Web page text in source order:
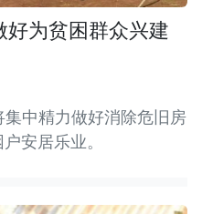
为贫困群众兴建
中精力做好消除危旧房
安居乐业。